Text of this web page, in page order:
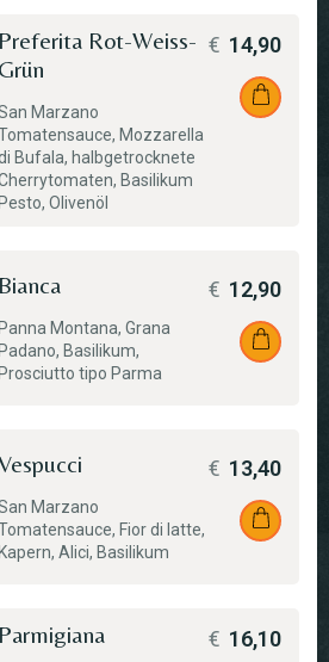
Preferita Rot-Weiss-
Grün
Marzano
Mozzarella
Bufala, halbgetrocknete
Basilikum
Pesto, Olivenöl
€ 14,90
Bianca
Panna Montana, Grana
Padano, Basilikum,
Prosciutto tipo Parma
€ 12,90
Marzano
Fior di latte,
Kapern, Alici, Basilikum
€ 13,40
Parmigiana € 16,10